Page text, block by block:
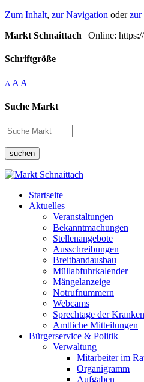
Zum Inhalt, zur Navigation oderzur
Markt Schnaittach | Online:
Schriftgröße
A A A
Suche Markt
suchen
Startseite
Aktuelles
Veranstaltungen
Bekanntmachungen
Stellenangebote
Ausschreibungen
Breitbandausbau
Müllabfuhrkalender
Mängelanzeige
Notrufnummern
Webcams
Sprechtage der
Amtliche Mitteilungen
Bürgerservice & Politik
Verwaltung
Mitarbeiter im
Organigramm
Aufgaben